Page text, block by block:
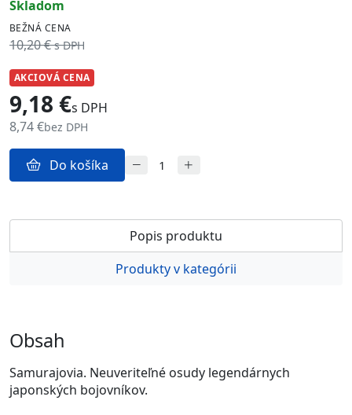
skladom
BEŽNÁ CENA
10,20 € s DPH
AKCIOVÁ CENA
9,18 €s DPH
8,74 €bez DPH
Do košíka
Popis produktu
Produkty v kategórii
Obsah
Samurajovia. Neuveriteľné osudy legendárnych
japonských bojovníkov.